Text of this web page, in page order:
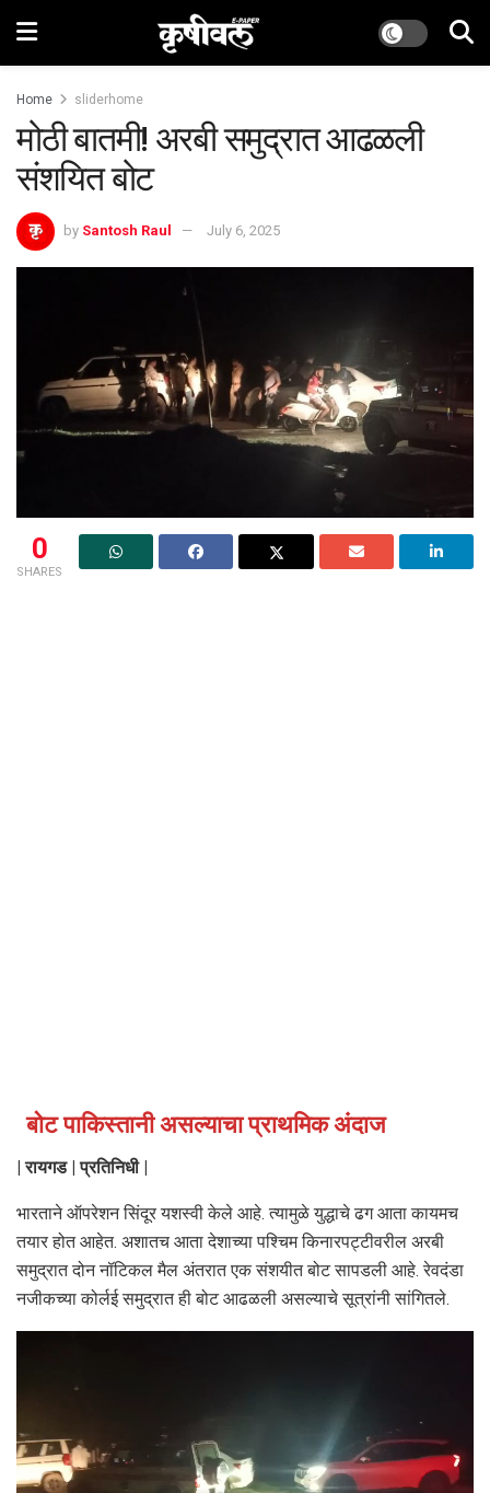
Home sliderhome
मोठी बातमी! अरबी समुद्रात आढळली
संशयित बोट
by Santosh Raul July 6, 2025
0
SHARES
बोट पाकिस्तानी असल्याचा प्राथमिक अंदाज
| रायगड | प्रतिनिधी |
भारताने ऑपरेशन सिंदूर यशस्वी केले आहे. त्यामुळे युद्धाचे ढग आता कायमच
तयार होत आहेत. अशातच आता देशाच्या पश्चिम किनारपट्टीवरील अरबी
समुद्रात दोन नॉटिकल मैल अंतरात एक संशयीत बोट सापडली आहे. रेवदंडा
नजीकच्या कोर्लई समुद्रात ही बोट आढळली असल्याचे सूत्रांनी सांगितले.